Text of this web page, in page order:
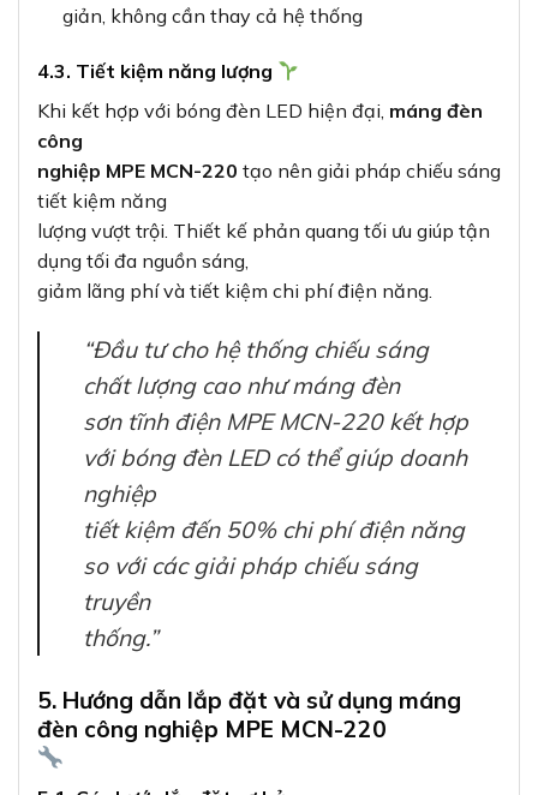
giản, không cần thay cả hệ thống
4.3. Tiết kiệm năng lượng
Khi kết hợp với bóng đèn LED hiện đại, máng đèn
công
nghiệp MPE MCN-220 tạo nên giải pháp chiếu sáng
tiết kiệm năng
lượng vượt trội. Thiết kế phản quang tối ưu giúp tận
dụng tối đa nguồn sáng,
giảm lãng phí và tiết kiệm chi phí điện năng.
“Đầu tư cho hệ thống chiếu sáng
chất lượng cao như máng đèn
sơn tĩnh điện MPE MCN-220 kết hợp
với bóng đèn LED có thể giúp doanh
nghiệp
tiết kiệm đến 50% chi phí điện năng
so với các giải pháp chiếu sáng
truyền
thống.”
5. Hướng dẫn lắp đặt và sử dụng máng
đèn công nghiệp MPE MCN-220